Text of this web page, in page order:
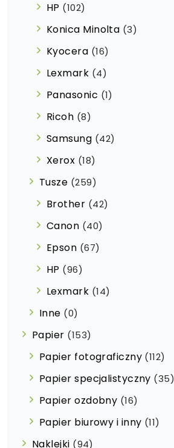
HP (102)
Konica Minolta (3)
Kyocera (16)
Lexmark (4)
Panasonic (1)
Ricoh (8)
Samsung (42)
Xerox (18)
Tusze (259)
Brother (42)
Canon (40)
Epson (67)
HP (96)
Lexmark (14)
Inne (0)
Papier (153)
Papier fotograficzny (112)
Papier specjalistyczny (35)
Papier ozdobny (16)
Papier biurowy i inny (11)
Naklejki (94)